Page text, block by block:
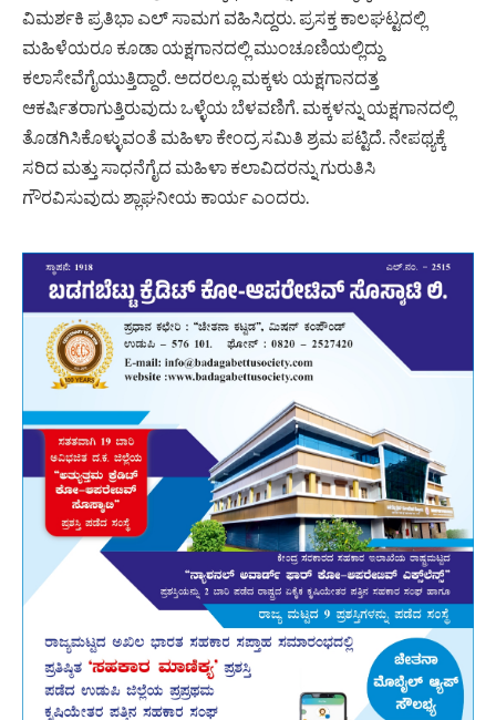
ವಿಮರ್ಶಕಿ ಪ್ರತಿಭಾ ಎಲ್ ಸಾಮಗ ವಹಿಸಿದ್ದರು. ಪ್ರಸಕ್ತ ಕಾಲಘಟ್ಟದಲ್ಲಿ
ಮಹಿಳೆಯರೂ ಕೂಡಾ ಯಕ್ಷಗಾನದಲ್ಲಿ ಮುಂಚೂಣಿಯಲ್ಲಿದ್ದು
ಕಲಾಸೇವೆಗೈಯುತ್ತಿದ್ದಾರೆ. ಅದರಲ್ಲೂ ಮಕ್ಕಳು ಯಕ್ಷಗಾನದತ್ತ
ಆಕರ್ಷಿತರಾಗುತ್ತಿರುವುದು ಒಳ್ಳೆಯ ಬೆಳವಣಿಗೆ. ಮಕ್ಕಳನ್ನು ಯಕ್ಷಗಾನದಲ್ಲಿ
ತೊಡಗಿಸಿಕೊಳ್ಳುವಂತೆ ಮಹಿಳಾ ಕೇಂದ್ರ ಸಮಿತಿ ಶ್ರಮ ಪಟ್ಟಿದೆ. ನೇಪಥ್ಯಕ್ಕೆ
ಸರಿದ ಮತ್ತು ಸಾಧನೆಗೈದ ಮಹಿಳಾ ಕಲಾವಿದರನ್ನು ಗುರುತಿಸಿ
ಗೌರವಿಸುವುದು ಶ್ಲಾಘನೀಯ ಕಾರ್ಯ ಎಂದರು.